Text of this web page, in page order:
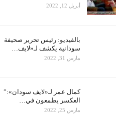
أبريل 12, 2022
بالفيديو: رئيس تحرير صحيفة
سودانية يكشف لـ«لايف…
مارس 31, 2022
كمال عمر لـ«لايف سودان»:”
العكسر يطمعون في…
مارس 25, 2022